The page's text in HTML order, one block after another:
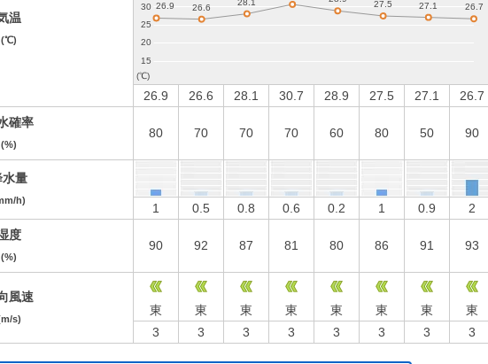
温
(℃)
26.9 26.6 28.1 30.7 28.9 27.5 27.1
26.7
確率
(%)
80 70 70 70 60 80 50 90
水量
h)
1 0.5 0.8 0.6 0.2 1 0.9
2
度
(%)
90 92 87 81 80 86 91 93
風速
s)
東 東 東 東 東 東 東
東
3
3 3 3 3 3 3 3